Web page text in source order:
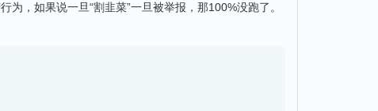
，如果说一旦“割韭菜”一旦被举报，那100%没跑了。